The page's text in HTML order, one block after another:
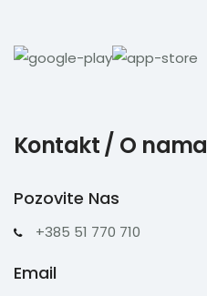
Kontakt / O nama
Pozovite Nas
+385 51 770 710
Email